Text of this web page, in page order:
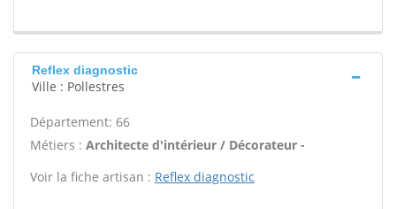
Reflex diagnostic
Ville : Pollestres
Département: 66
Métiers : Architecte d'intérieur / Décorateur -
Voir la fiche artisan : Reflex diagnostic